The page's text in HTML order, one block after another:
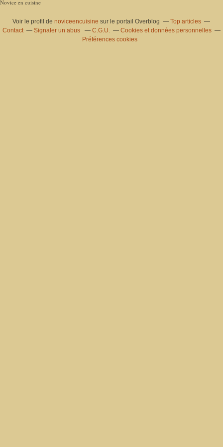
Novice en cuisine
Voir le profil denoviceencuisine sur le portail Overblog
Top articles
Contact
Signaler un abus C.G.U.
Cookies et données personnelles
Préférences cookies